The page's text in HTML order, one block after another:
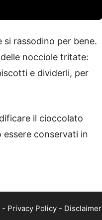
si rassodino per bene.
nocciole tritate:
e dividerli, per
il cioccolato
conservati in
- Privacy Policy - Disclaimer